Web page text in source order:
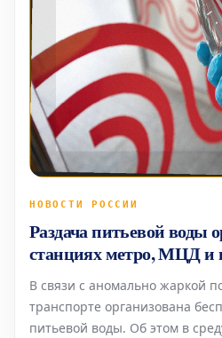
НОВОСТИ РОССИИ
Раздача питьевой воды
станциях метро, МЦД и
жары
В связи с аномально жаркой
транспорте организована
питьевой воды. Об этом в